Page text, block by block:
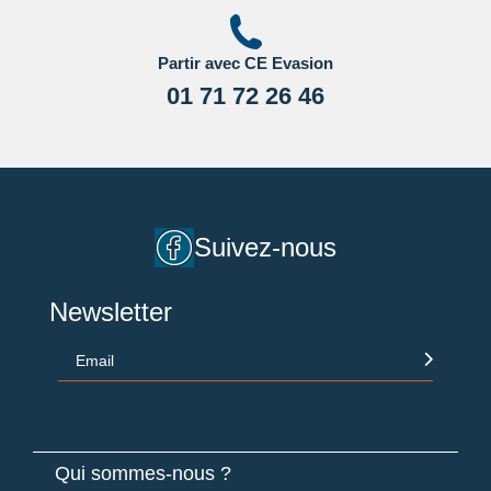
Pour les passagers binationaux ou de nationalité étrangère
il est préférable de vous rapprocher du consulat ou de
l’ambassade du pays de destination et de transit.
Partir avec CE Evasion
01 71 72 26 46
Suivez-nous
Newsletter
Email
Qui sommes-nous ?